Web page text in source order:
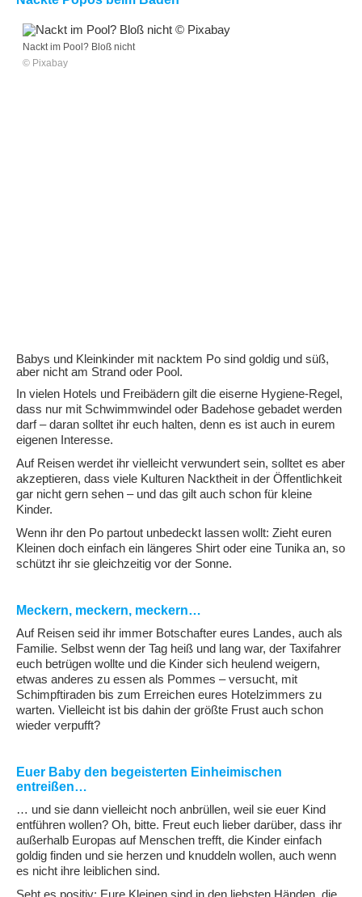
Nackt im Pool? Bloß nicht
© Pixabay
Babys und Kleinkinder mit nacktem Po sind goldig und süß,
aber nicht am Strand oder Pool.
In vielen Hotels und Freibädern gilt die eiserne Hygiene-Regel,
dass nur mit Schwimmwindel oder Badehose gebadet werden
darf – daran solltet ihr euch halten, denn es ist auch in eurem
eigenen Interesse.
Auf Reisen werdet ihr vielleicht verwundert sein, solltet es aber
akzeptieren, dass viele Kulturen Nacktheit in der Öffentlichkeit
gar nicht gern sehen – und das gilt auch schon für kleine
Kinder.
Wenn ihr den Po partout unbedeckt lassen wollt: Zieht euren
Kleinen doch einfach ein längeres Shirt oder eine Tunika an, so
schützt ihr sie gleichzeitig vor der Sonne.
Meckern, meckern, meckern…
Auf Reisen seid ihr immer Botschafter eures Landes, auch als
Familie. Selbst wenn der Tag heiß und lang war, der Taxifahrer
euch betrügen wollte und die Kinder sich heulend weigern,
etwas anderes zu essen als Pommes – versucht, mit
Schimpftiraden bis zum Erreichen eures Hotelzimmers zu
warten. Vielleicht ist bis dahin der größte Frust auch schon
wieder verpufft?
Euer Baby den begeisterten Einheimischen
entreißen…
… und sie dann vielleicht noch anbrüllen, weil sie euer Kind
entführen wollen? Oh, bitte. Freut euch lieber darüber, dass ihr
außerhalb Europas auf Menschen trefft, die Kinder einfach
goldig finden und sie herzen und knuddeln wollen, auch wenn
es nicht ihre leiblichen sind.